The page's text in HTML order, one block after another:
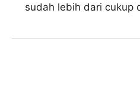
sudah lebih dari cukup